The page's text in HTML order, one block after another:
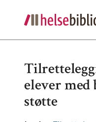
elever med
støtte